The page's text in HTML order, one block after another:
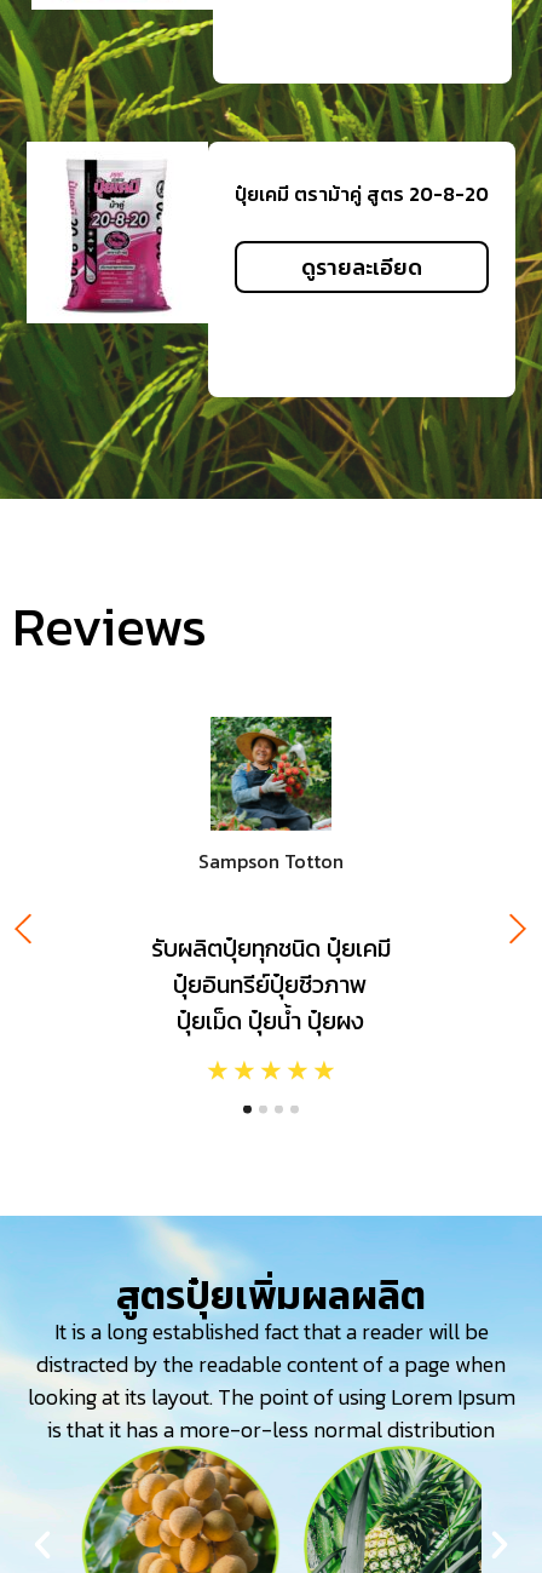
ปุ๋ยเคมี ตราม้าคู่ สูตร 20-8-20
ดูรายละเอียด
Reviews
Sampson Totton
รับผลิตปุ๋ยทุกชนิด ปุ๋ยเคมี
ปุ๋ยอินทรีย์ปุ๋ยชีวภาพ
ปุ๋ยเม็ด ปุ๋ยน้ำ ปุ๋ยผง
☆ ☆ ☆ ☆ ☆
สูตรปุ๋ยเพิ่มผลผลิต
It is a long established fact that a reader will be
distracted by the readable content of a page when
looking at its layout. The point of using Lorem Ipsum
is that it has a more-or-less normal distribution